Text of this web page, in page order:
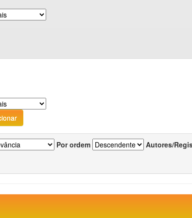
Por ordem Autores/